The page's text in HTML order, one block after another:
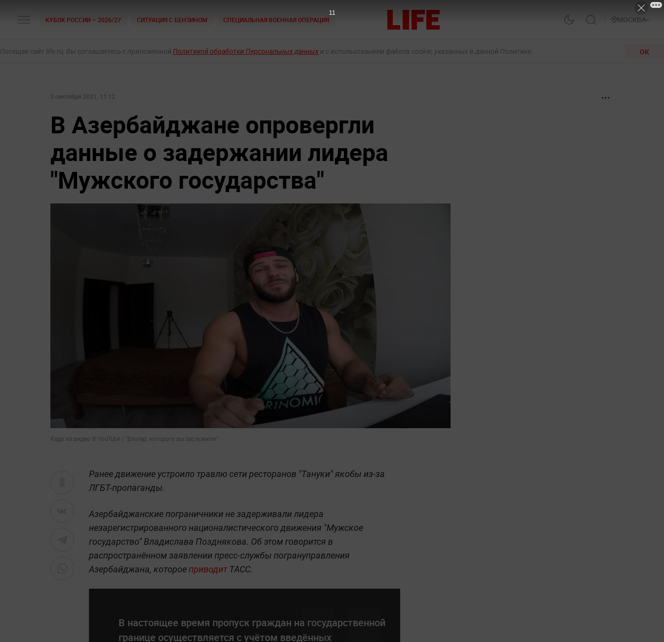
КУБОК РОССИИ — 2026/27 СИТУАЦИЯ С БЕНЗИНОМ СПЕЦИАЛЬНАЯ ВОЕННАЯ ОПЕРАЦИЯ МОСКВА
Посещая сайт life.ru, Вы соглашаетесь с приложенной Политикой обработки Персональных данных и с использованием файлов cookie, указанных в данной Политике. ОК
3 сентября 2021, 11:12
В Азербайджане опровергли
данные о задержании лидера
"Мужского государства"
Кадр из видео © YouTube / "Блогер, которого вы заслужили"
Ранее движение устроило травлю сети ресторанов "Тануки" якобы из-за
ЛГБТ-пропаганды.
Азербайджанские пограничники не задерживали лидера
незарегистрированного националистического движения "Мужское
государство" Владислава Позднякова. Об этом говорится в
распространённом заявлении пресс-службы погрануправления
Азербайджана, котороеприводитТАСС.
В настоящее время пропуск граждан на государственной
границе осуществляется с учётом введённых
9